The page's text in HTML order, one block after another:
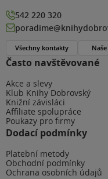
Často navštěvované
Akce a slevy
Klub Knihy Dobrovský
Knižní závisláci
Affiliate spolupráce
Poukazy pro firmy
Dodací podmínky
Platební metody
Obchodní podmínky
Ochrana osobních údajů
542 220 320
Všechny kontakty